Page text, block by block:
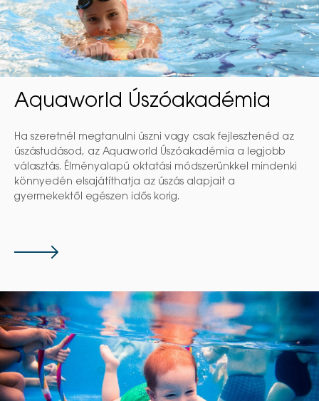
Aquaworld Úszóakadémia
Ha szeretnél megtanulni úszni vagy csak fejlesztenéd az
úszástudásod, az Aquaworld Úszóakadémia a legjobb
választás. Élményalapú oktatási módszerünkkel mindenki
könnyedén elsajátíthatja az úszás alapjait a
gyermekektől egészen idős korig.
Tovább